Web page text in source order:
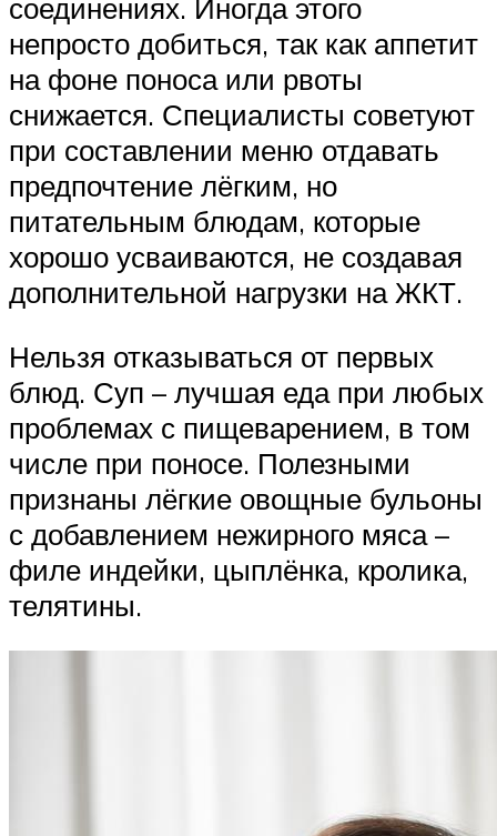
соединениях. Иногда этого
непросто добиться, так как аппетит
на фоне поноса или рвоты
снижается. Специалисты советуют
при составлении меню отдавать
предпочтение лёгким, но
питательным блюдам, которые
хорошо усваиваются, не создавая
дополнительной нагрузки на ЖКТ.
Нельзя отказываться от первых
блюд. Суп – лучшая еда при любых
проблемах с пищеварением, в том
числе при поносе. Полезными
признаны лёгкие овощные бульоны
с добавлением нежирного мяса –
филе индейки, цыплёнка, кролика,
телятины.